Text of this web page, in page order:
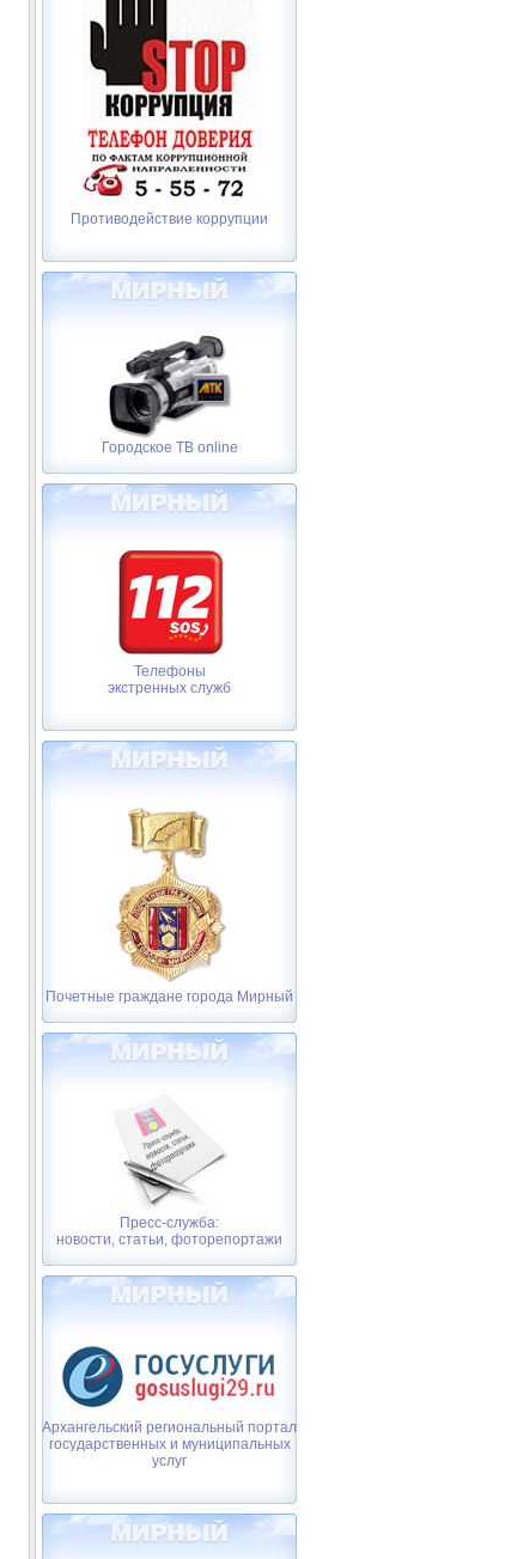
Противодействие коррупции
Городское ТВ online
Телефоны
экстренных служб
Почетные граждане города Мирный
Пресс-служба:
новости, статьи, фоторепортажи
Архангельский региональный портал
государственных и муниципальных
услуг